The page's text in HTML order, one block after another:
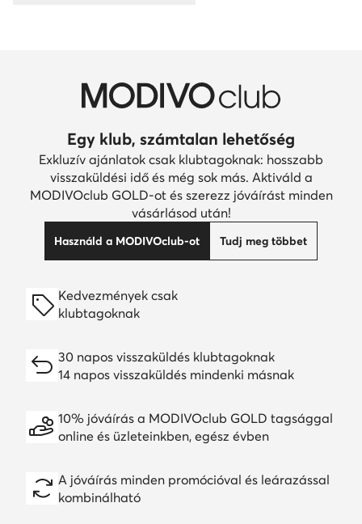
Egy klub, számtalan lehetőség
Exkluzív ajánlatok csak klubtagoknak: hosszabb
visszaküldési idő és még sok más. Aktiváld a
MODIVOclub GOLD-ot és szerezz jóváírást minden
vásárlásod után!
Használd a MODIVOclub-ot Tudj meg többet
Kedvezmények csak
klubtagoknak
30 napos visszaküldés klubtagoknak
14 napos visszaküldés mindenki másnak
10% jóváírás a MODIVOclub GOLD tagsággal
online és üzleteinkben, egész évben
A jóváírás minden promócióval és leárazással
kombinálható